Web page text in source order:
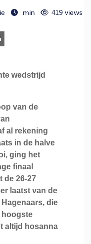
min 419 views
wedstrijd
van de
al rekening
in de halve
ging het
finaal
de 26-27
laatst van de
die
hoogste
altijd hosanna